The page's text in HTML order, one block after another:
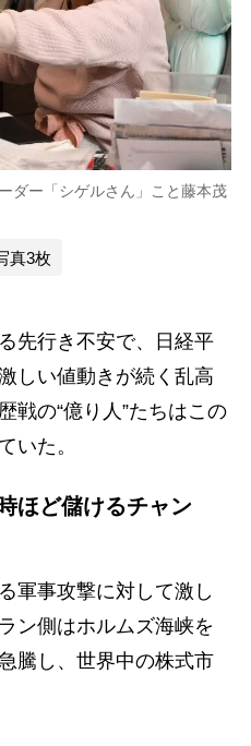
ダー「シゲルさん」こと藤本茂
真3枚
先行き不安で、日経平
しい値動きが続く乱高
戦の“億り人”たちはこの
いた。
ほど儲けるチャン
軍事攻撃に対して激し
ン側はホルムズ海峡を
騰し、世界中の株式市